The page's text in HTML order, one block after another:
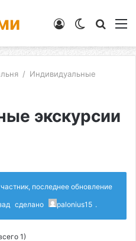
Switch
Войти
/ Индивидуальные
экскурсии
последнее обновление
сделано palonius15 .
1)